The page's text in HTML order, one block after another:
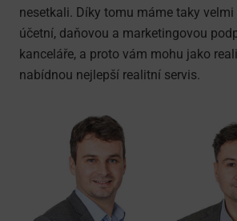
nesetkali. Díky tomu máme taky
účetní, daňovou a marketingovou
kanceláře, a proto vám mohu jako
nabídnou nejlepší realitní servis.